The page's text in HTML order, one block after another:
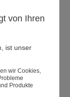
von Ihren
ist unser
wir Cookies,
Produkte